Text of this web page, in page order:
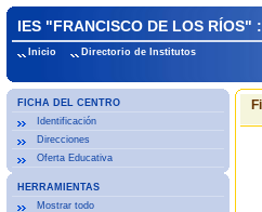
IES "FRANCISCO DE LOS RÍOS"
Inicio Directorio de Institutos
FICHA DEL CENTRO
Identificación
Direcciones
Oferta Educativa
HERRAMIENTAS
Mostrar todo